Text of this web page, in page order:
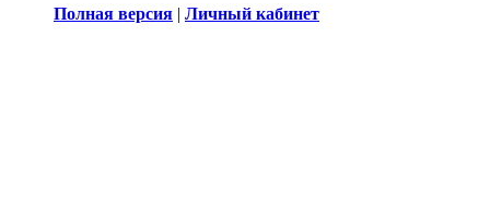
Полная версия | Личный кабинет